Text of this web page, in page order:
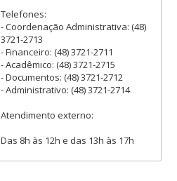
Telefones:
- Coordenação Administrativa: (48)
3721-2713
- Financeiro: (48) 3721-2711
- Acadêmico: (48) 3721-2715
- Documentos: (48) 3721-2712
- Administrativo: (48) 3721-2714
Atendimento externo:
Das 8h às 12h e das 13h às 17h